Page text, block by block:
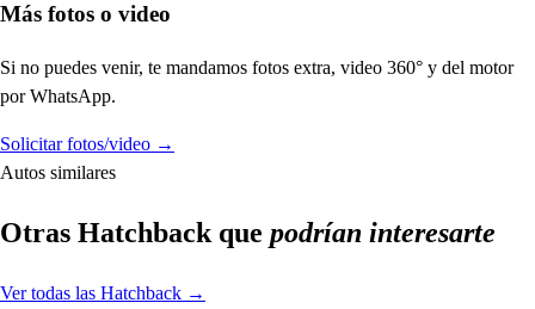
Más fotos o video
Si no puedes venir, te mandamos fotos extra, video 360° y del motor
por WhatsApp.
Solicitar fotos/video →
Autos similares
Otras Hatchback que podrían interesarte
Ver todas las Hatchback →